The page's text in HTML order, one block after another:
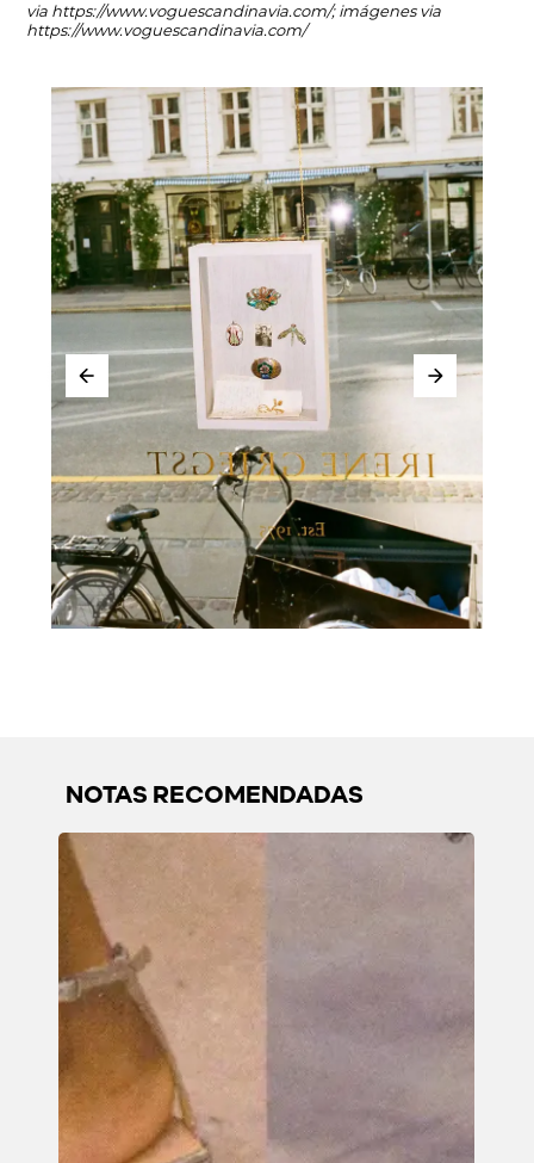
via https://www.voguescandinavia.com/; imágenes via
https://www.voguescandinavia.com/
NOTAS RECOMENDADAS